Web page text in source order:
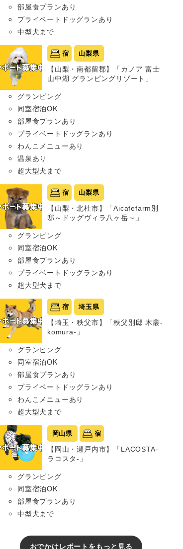
部屋食プランあり
プライベートドッグランあり
中型犬まで
宿 山梨県
【山梨・南都留郡】「カノア 富士
山中湖 グランピングリゾート」
グランピング
同室宿泊OK
部屋食プランあり
プライベートドッグランあり
わんこメニューあり
温泉あり
超大型犬まで
宿 山梨県
【山梨・北杜市】「Aicafefarm別
邸～ドッグヴィラ八ヶ岳～」
グランピング
同室宿泊OK
部屋食プランあり
プライベートドッグランあり
超大型犬まで
宿 埼玉県
【埼玉・秩父市】「秩父別邸 木叢-
komura-」
グランピング
同室宿泊OK
部屋食プランあり
プライベートドッグランあり
わんこメニューあり
超大型犬まで
岡山県 宿
【岡山・瀬戸内市】「LACOSTA-
ラコスタ-」
グランピング
同室宿泊OK
部屋食プランあり
中型犬まで
おでかけレポートをもっと見る